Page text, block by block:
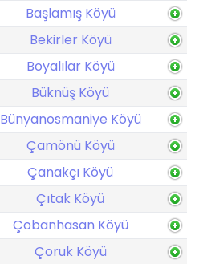
Başlamış Köyü
Bekirler Köyü
Boyalılar Köyü
Büknüş Köyü
Bünyanosmaniye Köyü
Çamönü Köyü
Çanakçı Köyü
Çıtak Köyü
Çobanhasan Köyü
Çoruk Köyü